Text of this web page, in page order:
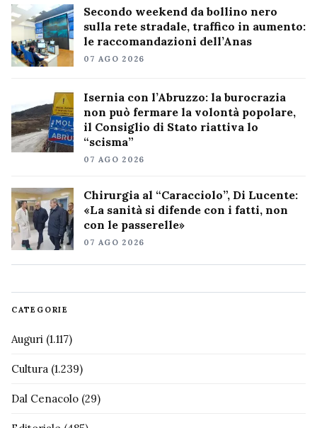
Secondo weekend da bollino nero
sulla rete stradale, traffico in aumento:
le raccomandazioni dell’Anas
07 AGO 2026
Isernia con l’Abruzzo: la burocrazia
non può fermare la volontà popolare,
il Consiglio di Stato riattiva lo
“scisma”
07 AGO 2026
Chirurgia al “Caracciolo”, Di Lucente:
«La sanità si difende con i fatti, non
con le passerelle»
07 AGO 2026
CATEGORIE
Auguri (1.117)
Cultura (1.239)
Dal Cenacolo (29)